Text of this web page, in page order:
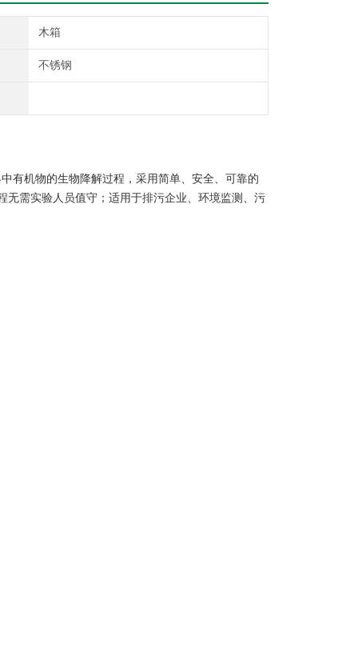
木箱
不锈钢
有机物的生物降解过程，采用简单、安全、可靠的
无需实验人员值守；适用于排污企业、环境监测、污